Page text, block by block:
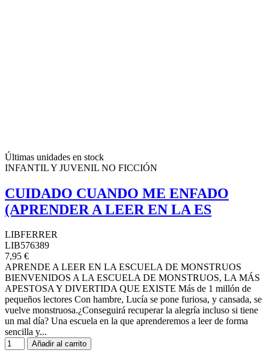
Últimas unidades en stock
INFANTIL Y JUVENIL NO FICCIÓN
CUIDADO CUANDO ME ENFADO
(APRENDER A LEER EN LA ES
LIBFERRER
LIB576389
7,95 €
APRENDE A LEER EN LA ESCUELA DE MONSTRUOS
BIENVENIDOS A LA ESCUELA DE MONSTRUOS, LA MÁS
APESTOSA Y DIVERTIDA QUE EXISTE Más de 1 millón de
pequeños lectores Con hambre, Lucía se pone furiosa, y cansada, se
vuelve monstruosa.¿Conseguirá recuperar la alegría incluso si tiene
un mal día? Una escuela en la que aprenderemos a leer de forma
sencilla y...
Añadir al carrito